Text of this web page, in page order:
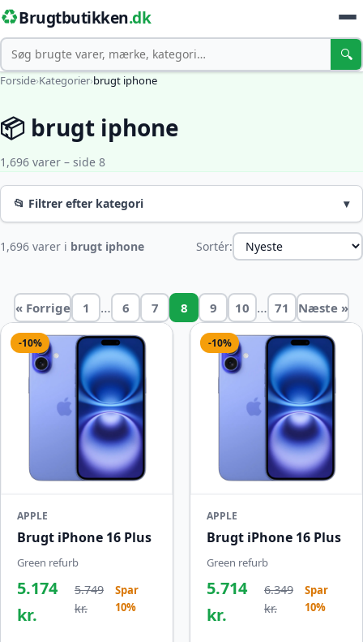
♻️Brugtbutikken.dk
Søg 🔍
Forside›Kategorier›brugt iphone
📦 brugt iphone
1,696 varer – side 8
📂 Filtrer efter kategori ▾
1,696 varer i brugt iphone Sortér:
« Forrige 1 … 6 7 8 9 10 … 71 Næste »
-10%
APPLE
Brugt iPhone 16 Plus
Green refurb
5.174
kr.
5.749
kr.
Spar
10%
-10%
APPLE
Brugt iPhone 16 Plus
Green refurb
5.714
kr.
6.349
kr.
Spar
10%